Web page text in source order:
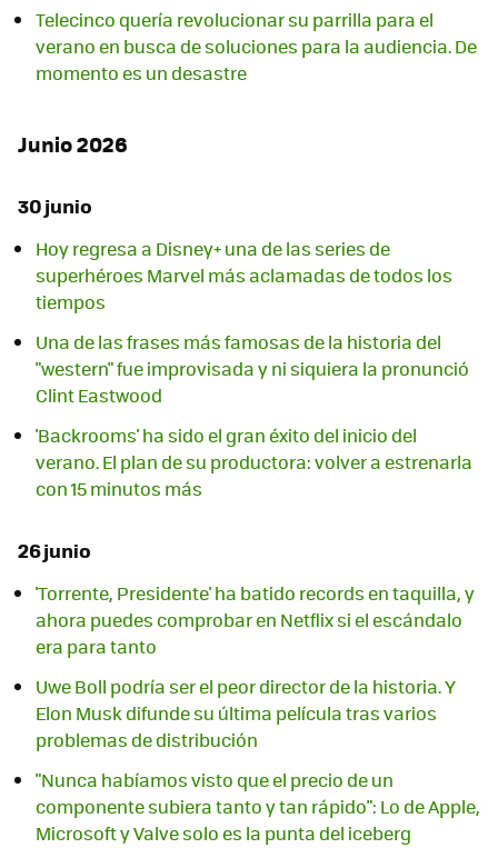
Telecinco quería revolucionar su parrilla para el
verano en busca de soluciones para la audiencia. De
momento es un desastre
Junio 2026
30 junio
Hoy regresa a Disney+ una de las series de
superhéroes Marvel más aclamadas de todos los
tiempos
Una de las frases más famosas de la historia del
"western" fue improvisada y ni siquiera la pronunció
Clint Eastwood
'Backrooms' ha sido el gran éxito del inicio del
verano. El plan de su productora: volver a estrenarla
con 15 minutos más
26 junio
'Torrente, Presidente' ha batido records en taquilla, y
ahora puedes comprobar en Netflix si el escándalo
era para tanto
Uwe Boll podría ser el peor director de la historia. Y
Elon Musk difunde su última película tras varios
problemas de distribución
"Nunca habíamos visto que el precio de un
componente subiera tanto y tan rápido": Lo de Apple,
Microsoft y Valve solo es la punta del iceberg